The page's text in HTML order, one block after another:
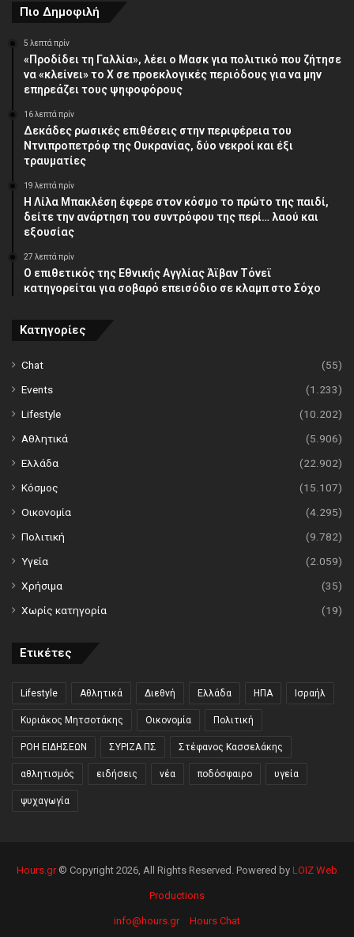
Πιο Δημοφιλή
5 λεπτά πρίν
«Προδίδει τη Γαλλία», λέει ο Μασκ για πολιτικό που ζήτησε
να «κλείνει» το X σε προεκλογικές περιόδους για να μην
επηρεάζει τους ψηφοφόρους
16 λεπτά πρίν
Δεκάδες ρωσικές επιθέσεις στην περιφέρεια του
Ντνιπροπετρόφ της Ουκρανίας, δύο νεκροί και έξι
τραυματίες
19 λεπτά πρίν
Η Λίλα Μπακλέση έφερε στον κόσμο το πρώτο της παιδί,
δείτε την ανάρτηση του συντρόφου της περί… λαού και
εξουσίας
27 λεπτά πρίν
Ο επιθετικός της Εθνικής Αγγλίας Άϊβαν Τόνεϊ
κατηγορείται για σοβαρό επεισόδιο σε κλαμπ στο Σόχο
Κατηγορίες
Chat
(55)
Events
(1.233)
Lifestyle
(10.202)
Αθλητικά
(5.906)
Ελλάδα
(22.902)
Κόσμος
(15.107)
Οικονομία
(4.295)
Πολιτική
(9.782)
Υγεία
(2.059)
Χρήσιμα
(35)
Χωρίς κατηγορία
(19)
Ετικέτες
Lifestyle Αθλητικά Διεθνή Ελλάδα ΗΠΑ Ισραήλ
Κυριάκος Μητσοτάκης Οικονομία Πολιτική
ΡΟΗ ΕΙΔΗΣΕΩΝ ΣΥΡΙΖΑ ΠΣ Στέφανος Κασσελάκης
αθλητισμός ειδήσεις νέα ποδόσφαιρο υγεία
ψυχαγωγία
Hours.gr© Copyright 2026, All Rights Reserved. Powered by LOIZ Web
Productions
info@hours.gr Hours Chat